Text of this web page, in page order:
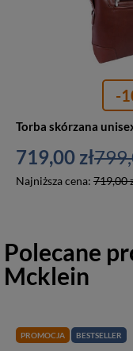
-
719,00 zł
Najniższa cena: 719,00
Polecane
Mcklein
PROMOCJA BESTSELLER